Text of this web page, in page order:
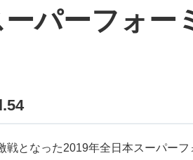
パーフォー
となった2019年全日本スーパー